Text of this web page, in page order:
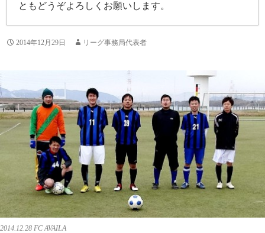
ともどうぞよろしくお願いします。
2014年12月29日 リーグ事務局代表者
2014.12.28 FC AVAILA